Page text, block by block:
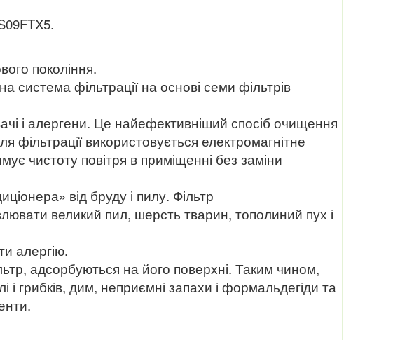
покоління.
система фільтрації на основі семи фільтрів
і алергени. Це найефективніший спосіб очищення
використовується електромагнітне
чистоту повітря в приміщенні без заміни
від бруду і пилу. Фільтр
великий пил, шерсть тварин, тополиний пух і
алергію.
адсорбуються на його поверхні. Таким чином,
і грибків, дим, неприємні запахи і формальдегіди та